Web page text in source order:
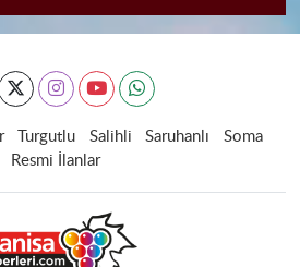
Turgutlu Salihli Saruhanlı
Soma
Resmi İlanlar